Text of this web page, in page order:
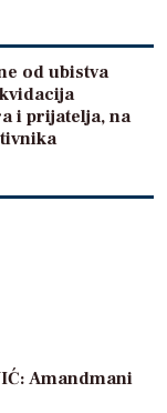
od ubistva
i prijatelja, na
Amandmani